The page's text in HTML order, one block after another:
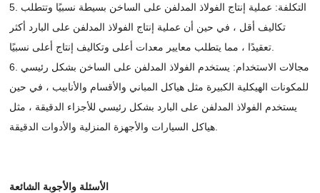
5. التكلفة: عملية إنتاج الفولاذ المدلفن على الساخن بسيطة نسبيًا وتتطلب
تكاليف أقل ، في حين أن عملية إنتاج الفولاذ المدلفن على البارد أكثر
6. مجالات الاستخدام: يستخدم الفولاذ المدلفن على الساخن بشكل رئيسي
للمكونات الهيكلية الكبيرة مثل هياكل المباني والأقسام والأنابيب ، في حين
يستخدم الفولاذ المدلفن على البارد بشكل رئيسي للأجزاء الدقيقة ، مثل
الأسئلة والأجوبة الشائعة